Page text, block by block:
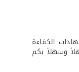
الكفاءة
وسهلاً بكم